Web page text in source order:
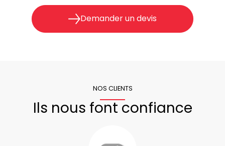
Demander un devis
NOS CLIENTS
Ils nous font confiance